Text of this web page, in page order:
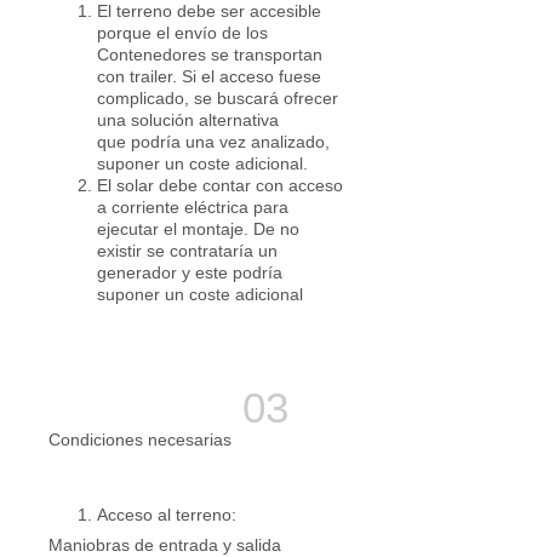
El terreno debe ser accesible
porque el envío de los
Contenedores se transportan
con trailer. Si el acceso fuese
complicado, se buscará ofrecer
una solución alternativa
que podría una vez analizado,
suponer un coste adicional.
El solar debe contar con acceso
a corriente eléctrica para
ejecutar el montaje. De no
existir se contrataría un
generador y este podría
suponer un coste adicional
Condiciones necesarias
Acceso al terreno:
Maniobras de entrada y salida